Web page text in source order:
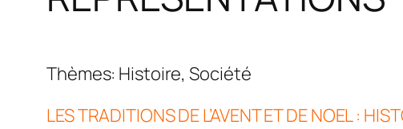
Thèmes: Histoire, Société
LES TRADITIONS DE L’AVENT ET DE NOEL :